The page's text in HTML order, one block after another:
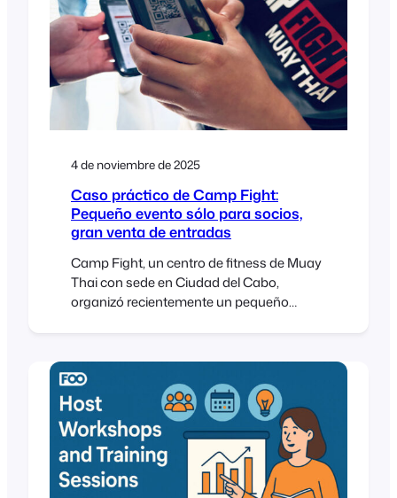
4 de noviembre de 2025
Caso práctico de Camp Fight:
Pequeño evento sólo para socios,
gran venta de entradas
Camp Fight, un centro de fitness de Muay
Thai con sede en Ciudad del Cabo,
organizó recientemente un pequeño
conseguir grandes volúmenes, sino
organizar un evento agradable,
profesional y bien organizado para sus
miembros. FooEvents proporcionó el
mismo conjunto de herramientas básicas
que se utilizan en eventos mucho más
grandes: entradas QR, [...]